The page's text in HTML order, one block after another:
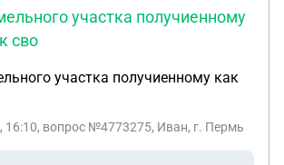
участка получиенному
сво
участка получиенному как
16:10, вопрос №4773275, Иван, г. Пермь